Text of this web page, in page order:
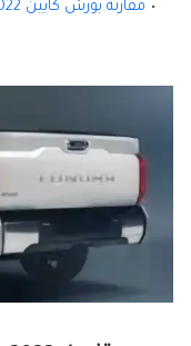
مقارنة بورش كايين 2022 تيربو جي تي مقابل لامبورجيني اوروس